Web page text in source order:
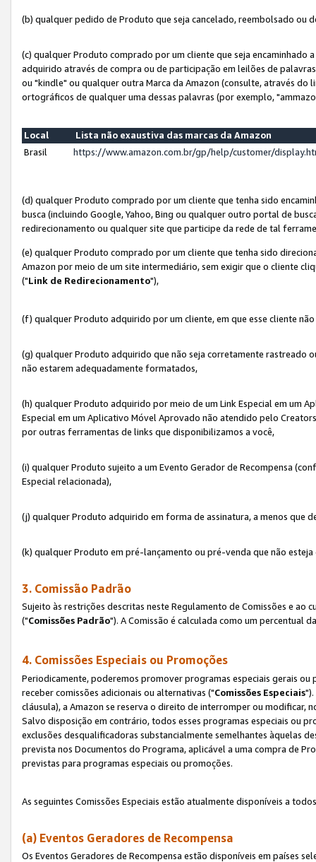
(b) qualquer pedido de Produto que seja cancelado, reembolsado ou
(c) qualquer Produto comprado por um cliente que seja encaminhado
adquirido através de compra ou de participação em leilões de
ou "kindle" ou qualquer outra Marca da Amazon (consulte, através do
ortográficos de qualquer uma dessas palavras (por exemplo,
Local
Lista não exaustiva das marcas da Amazon
Brasil
https://www.amazon.com.br/gp/help/customer/
(d) qualquer Produto comprado por um cliente que tenha sido
busca (incluindo Google, Yahoo, Bing ou qualquer outro portal de
redirecionamento ou qualquer site que participe da rede de tal
(e) qualquer Produto comprado por um cliente que tenha sido
Amazon por meio de um site intermediário, sem exigir que o cliente
("Link de Redirecionamento"),
(f) qualquer Produto adquirido por um cliente, em que esse cliente
(g) qualquer Produto adquirido que não seja corretamente rastreado
não estarem adequadamente formatados,
(h) qualquer Produto adquirido por meio de um Link Especial em um
Especial em um Aplicativo Móvel Aprovado não atendido pelo
por outras ferramentas de links que disponibilizamos a você,
(i) qualquer Produto sujeito a um Evento Gerador de Recompensa
Especial relacionada),
(j) qualquer Produto adquirido em forma de assinatura, a menos que
(k) qualquer Produto em pré-lançamento ou pré-venda que não
3. Comissão Padrão
Sujeito às restrições descritas neste Regulamento de Comissões e ao
("Comissões Padrão"). A Comissão é calculada como um percentual
4. Comissões Especiais ou Promoções
Periodicamente, poderemos promover programas especiais gerais
receber comissões adicionais ou alternativas ("Comissões Especiais
cláusula), a Amazon se reserva o direito de interromper ou
Salvo disposição em contrário, todos esses programas especiais ou
exclusões desqualificadoras substancialmente semelhantes àquelas
prevista nos Documentos do Programa, aplicável a uma compra de
previstas para programas especiais ou promoções.
As seguintes Comissões Especiais estão atualmente disponíveis a
(a) Eventos Geradores de Recompensa
Os Eventos Geradores de Recompensa estão disponíveis em países